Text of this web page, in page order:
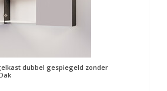
dubbel gespiegeld zonder